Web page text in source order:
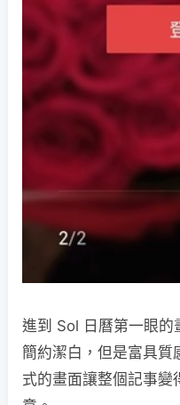
進到 Sol 日曆第一眼的
簡約潔白，但是富具質
式的畫面讓整個記事